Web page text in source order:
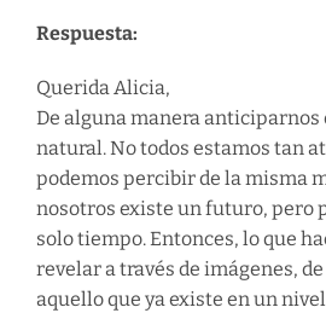
Respuesta:
Querida Alicia,
De alguna manera anticiparnos
natural. No todos estamos tan
podemos percibir de la misma
nosotros existe un futuro, pero
solo tiempo. Entonces, lo que
revelar a través de imágenes,
aquello que ya existe en un